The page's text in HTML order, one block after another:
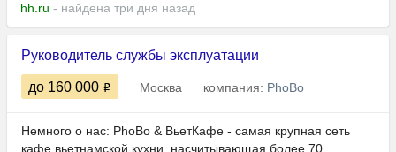
hh.ru - найдена три дня назад
Руководитель службы эксплуатации
до 160 000 Москва компания: PhoBo
Немного о нас: PhoBo & ВьетКафе - самая крупная сеть
кафе вьетнамской кухни, насчитывающая более 70